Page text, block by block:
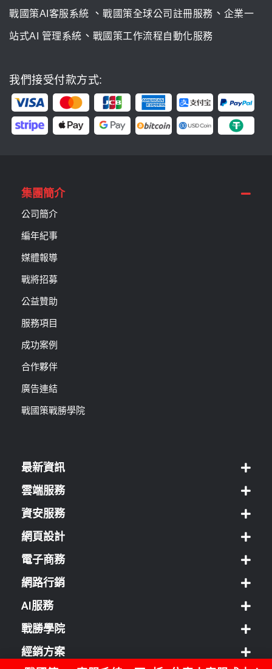
戰國策AI客服系統 、 戰國策全球公司註冊服務 、 企業一
站式AI 管理系統 、 戰國策工作流程自動化服務
我們接受付款方式:
集團簡介
公司簡介
編年紀事
媒體報導
戰將招募
公益贊助
服務項目
成功案例
合作夥伴
廣告連結
戰國策戰勝學院
最新資訊
雲端服務
資安服務
網頁設計
電子商務
網路行銷
AI服務
戰勝學院
經銷方案